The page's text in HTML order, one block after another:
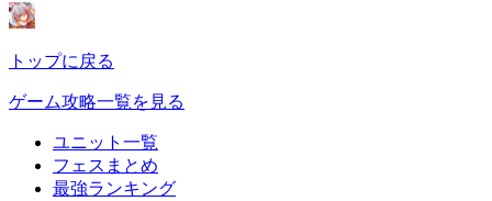
トップに戻る
ゲーム攻略一覧を見る
ユニット一覧
フェスまとめ
最強ランキング